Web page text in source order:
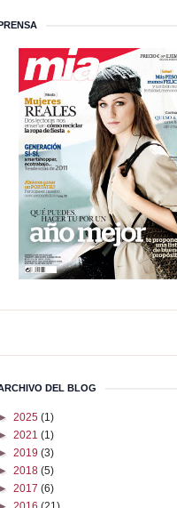
DEL BLOG
2025 (1)
2021 (1)
2019 (3)
2018 (5)
2017 (6)